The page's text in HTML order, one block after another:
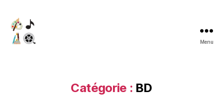
Menu
Catégorie : BD